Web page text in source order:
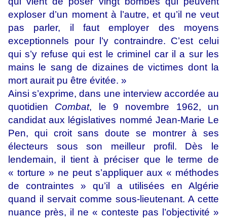
exploser d’un moment à l’autre, et qu’il ne veut
pas parler, il faut employer des moyens
exceptionnels pour l’y contraindre. C’est celui
qui s’y refuse qui est le criminel car il a sur les
mains le sang de dizaines de victimes dont la
mort aurait pu être évitée. »
Ainsi s’exprime, dans une interview accordée au
quotidien Combat, le 9 novembre 1962, un
candidat aux législatives nommé Jean-Marie Le
Pen, qui croit sans doute se montrer à ses
électeurs sous son meilleur profil. Dès le
lendemain, il tient à préciser que le terme de
« torture » ne peut s’appliquer aux « méthodes
de contraintes » qu’il a utilisées en Algérie
quand il servait comme sous-lieutenant. A cette
nuance près, il ne « conteste pas l’objectivité »